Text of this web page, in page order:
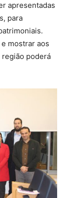
apresentadas
para
mostrar aos
poderá